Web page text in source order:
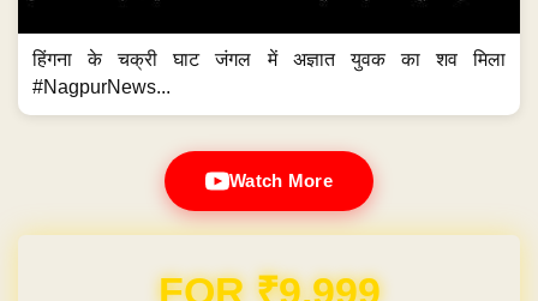
हिंगना के चक्री घाट जंगल में अज्ञात युवक का शव मिला
#NagpurNews...
Watch More
Domain & Hosting FREE for 1 Year